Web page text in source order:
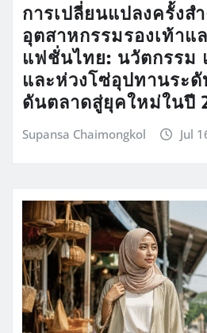
การเปลี่ยนแปลงครั้งส
อุตสาหกรรมรองเท้าแ
แฟชั่นไทย: นวัตกรรม
และห่วงโซ่อุปทานระดั
ดันตลาดสู่ยุคใหม่ในปี
Supansa Chaimongkol Jul